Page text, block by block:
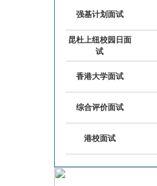
强基计划面试
昆杜上纽校园日面
试
香港大学面试
综合评价面试
港校面试